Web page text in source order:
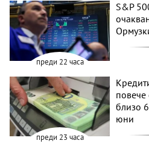
преди 22 часа
S&P
преди 23 часа
повече
близо
юни